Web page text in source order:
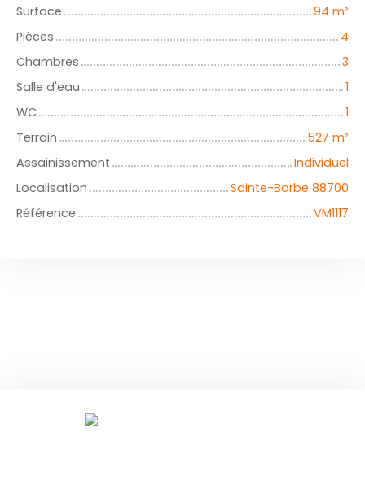
Surface 94 m²
Pièces
4
Chambres
3
Salle d'eau
1
WC
1
Terrain
527 m²
Assainissement
Individuel
Localisation
Sainte-Barbe 88700
Référence
VM1117